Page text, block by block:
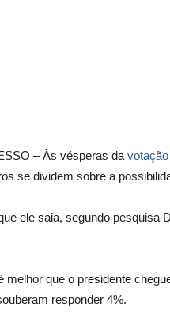
– Às vésperas da
se dividem sobre a
ele saia, segundo pesquisa
que o presidente
responder 4%.